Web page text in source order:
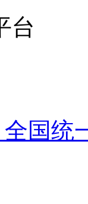
台
全国统